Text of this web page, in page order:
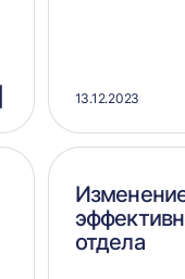
13.12.2023
отдела